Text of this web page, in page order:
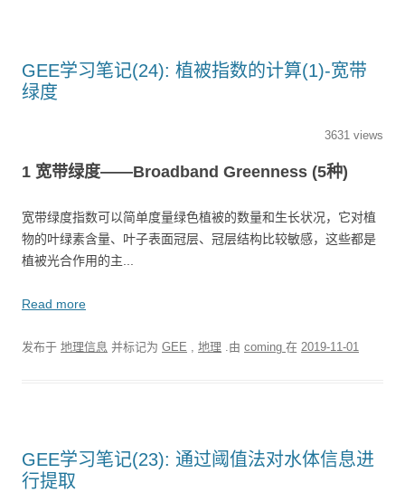
GEE学习笔记(24): 植被指数的计算(1)-宽带
绿度
3631 views
1 宽带绿度——Broadband Greenness (5种)
宽带绿度指数可以简单度量绿色植被的数量和生长状况，它对植
物的叶绿素含量、叶子表面冠层、冠层结构比较敏感，这些都是
植被光合作用的主...
Read more
发布于 地理信息 并标记为 GEE 地理 .由 coming 在 2019-11-01
GEE学习笔记(23): 通过阈值法对水体信息进
行提取